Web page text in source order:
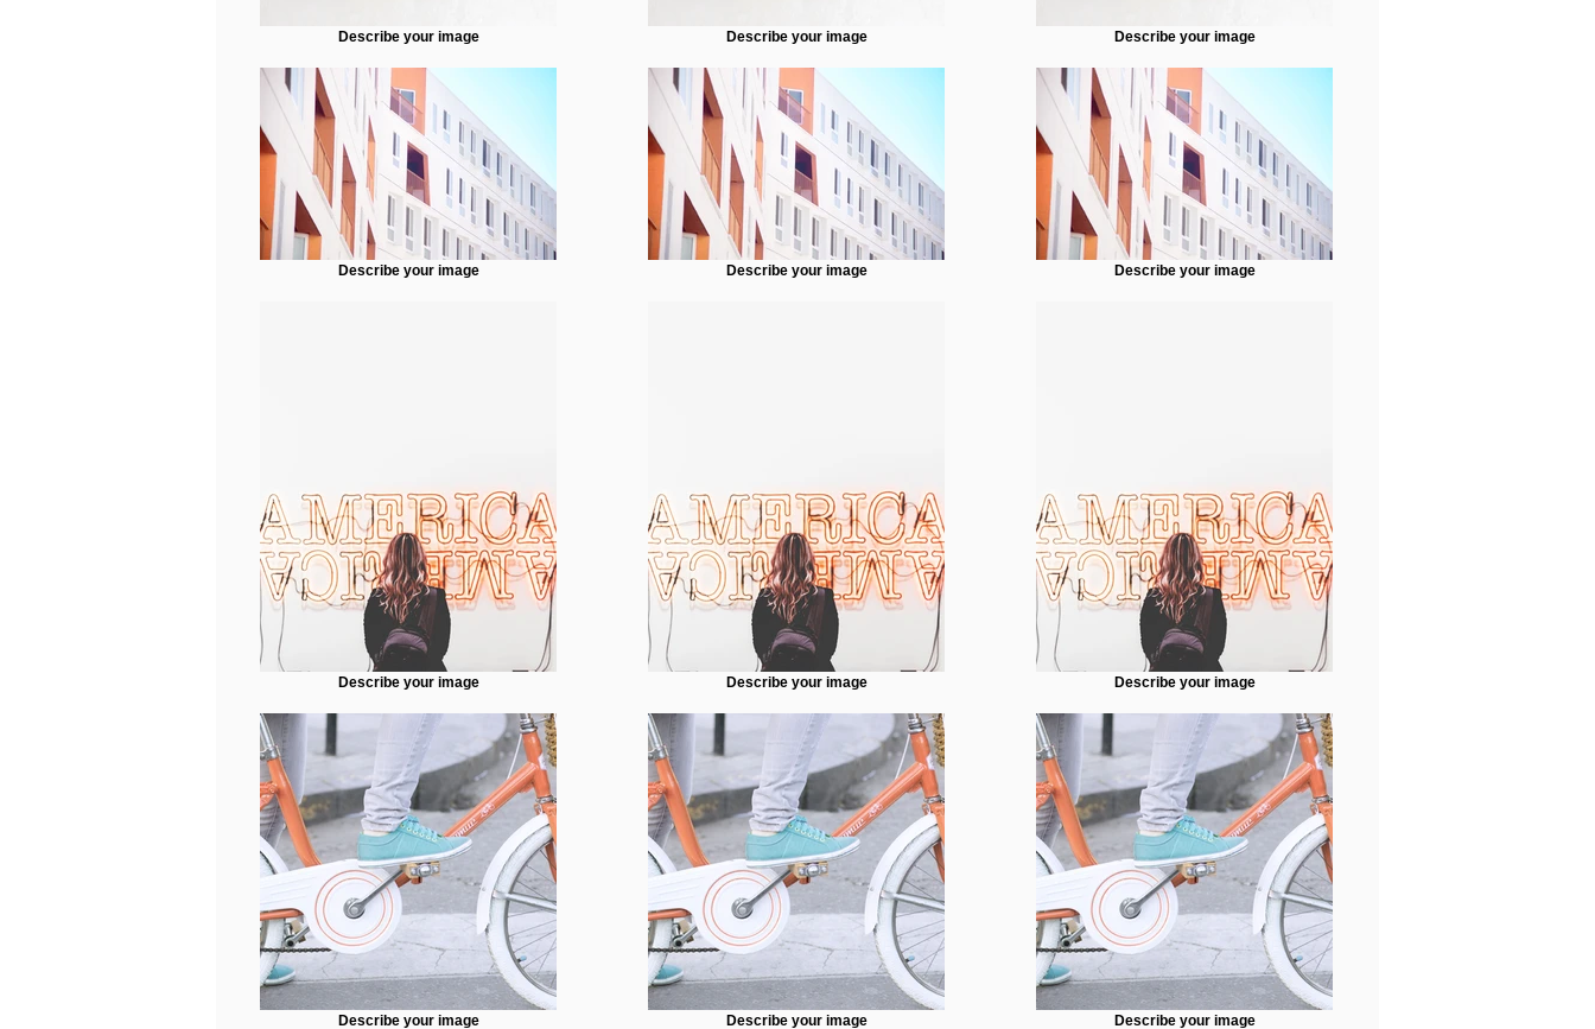
Describe your image
Describe your image
Describe your image
Describe your image
Describe your image
Describe your image
Describe your image
Describe your image
Describe your image
Describe your image
Describe your image
Describe your image